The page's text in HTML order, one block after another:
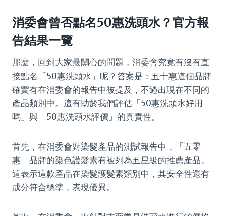
消委會曾否點名50惠洗頭水？官方報
告結果一覽
那麼，回到大家最關心的問題，消委會究竟有沒有直
接點名「50惠洗頭水」呢？答案是：五十惠這個品牌
確實有在消委會的報告中被提及，不過出現在不同的
產品類別中。這有助於我們評估「50惠洗頭水好用
嗎」與「50惠洗頭水評價」的真實性。
首先，在消委會對染髮產品的測試報告中，「五零
惠」品牌的染色護髮素有被列為五星級的推薦產品。
這表示這款產品在染髮護髮素類別中，其安全性還有
成分符合標準，表現優異。